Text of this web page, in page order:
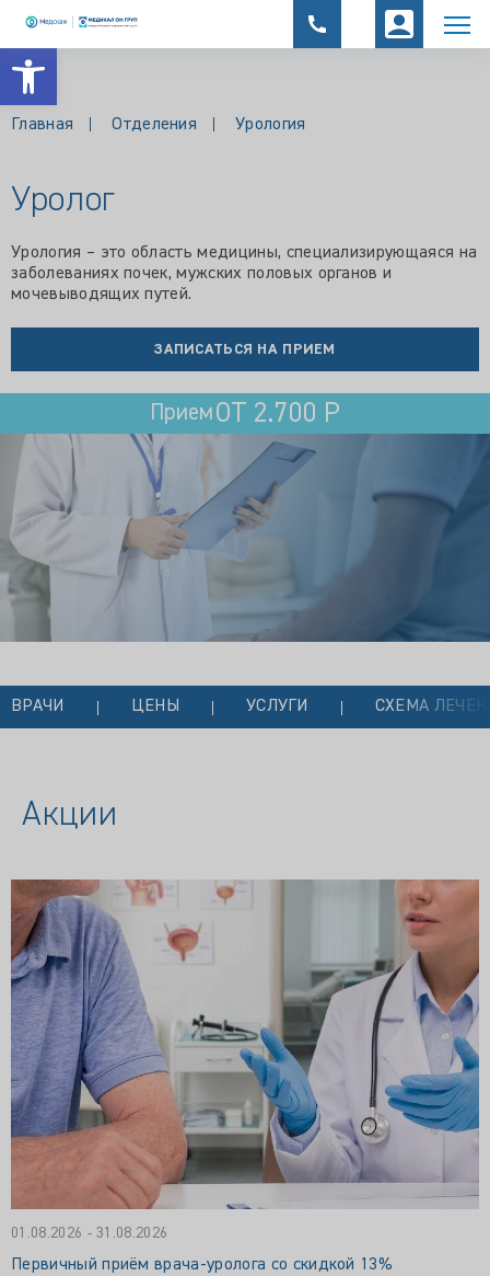
Открыть панель инструментов
Главная Отделения Урология
Уролог
Урология – это область медицины, специализирующаяся на
заболеваниях почек, мужских половых органов и
мочевыводящих путей.
ЗАПИСАТЬСЯ НА ПРИЕМ
ПриемОТ 2.700 Р
ВРАЧИ ЦЕНЫ УСЛУГИ СХЕМА
Акции
01.08.2026 - 31.08.2026
Первичный приём врача-уролога со скидкой 13%